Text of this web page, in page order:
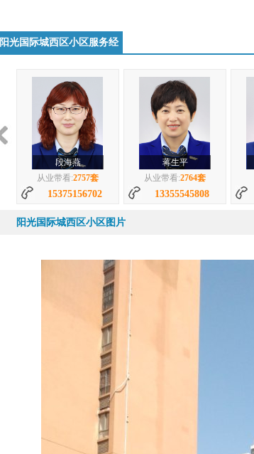
29.8万52平|1室|南
阳光国际城西区一室一厅
普...
60万
阳光国际城西区矿一
区...
阳光国际城西区 93平 ...
阳光国际城西区小区服务经
蒋生平
从业带看:2764套
13355545808
吴庭霞
从业带看:9套
18119517290
18055466515
1863套
阳光国际城西区小区图片